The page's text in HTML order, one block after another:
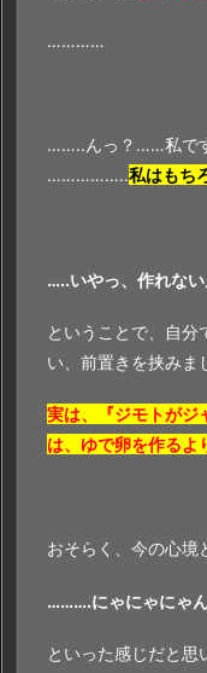
…………
……..んっ？……私で
……………..私はもち
…..いやっ、作れな
ということで、自分
い、前置きを挟みま
実は、『ジモトがジ
は、ゆで卵を作るよ
おそらく、今の心境
……….にゃにゃにゃ
といった感じだと思